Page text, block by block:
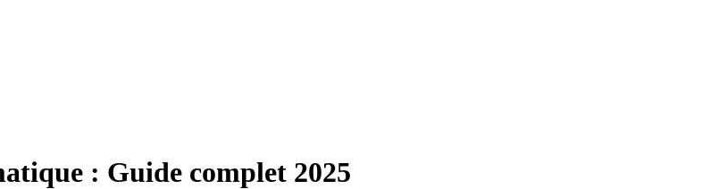
: Guide complet 2025